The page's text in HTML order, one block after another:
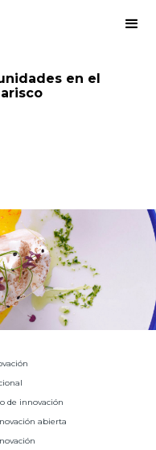
en el
de innovación
abierta